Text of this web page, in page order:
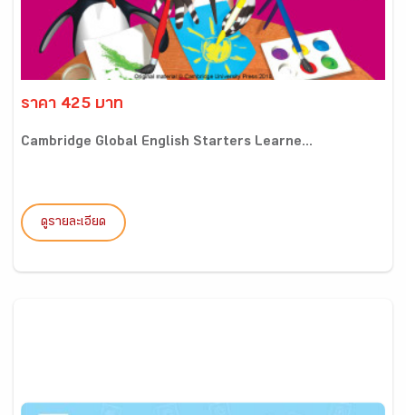
ราคา 425 บาท
Cambridge Global English Starters Learne...
ดูรายละเอียด